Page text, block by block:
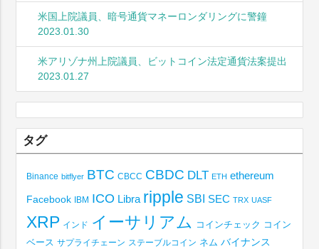
米国上院議員、暗号通貨マネーロンダリングに警鐘
2023.01.30
米アリゾナ州上院議員、ビットコイン法定通貨法案提出
2023.01.27
タグ
Binance bitflyer BTC CBCC CBDC DLT ETH ethereum
Facebook IBM ICO Libra ripple SBI SEC TRX UASF
XRP インド イーサリアム コインチェック コイン
ベース サプライチェーン ステーブルコイン ネム バイナンス